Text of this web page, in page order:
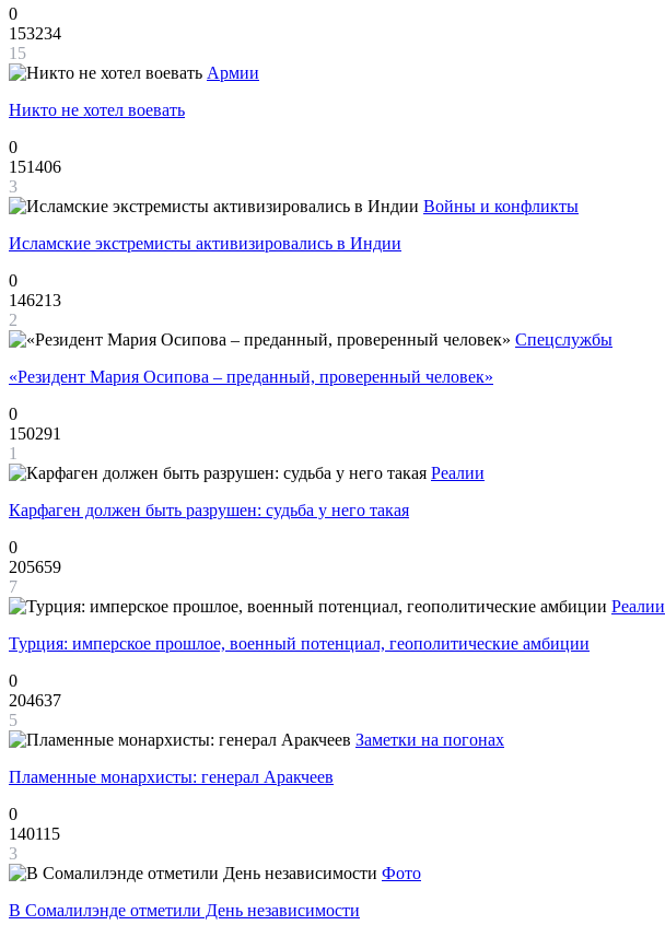
0
153234
15
Армии
Никто не хотел воевать
0
151406
3
Войны и конфликты
Исламские экстремисты активизировались в Индии
0
146213
2
Спецслужбы
«Резидент Мария Осипова – преданный, проверенный человек»
0
150291
1
Реалии
Карфаген должен быть разрушен: судьба у него такая
0
205659
7
Реалии
Турция: имперское прошлое, военный потенциал, геополитические амбиции
0
204637
5
Заметки на погонах
Пламенные монархисты: генерал Аракчеев
0
140115
3
Фото
В Сомалилэнде отметили День независимости